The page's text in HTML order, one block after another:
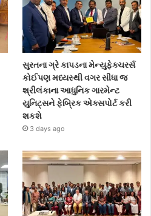
સુરતના ગ્રે કાપડના મેન્યુફેક્ચરર્સ
કોઈપણ મધ્યસ્થી વગર સીધા જ
શ્રીલંકાના આધુનિક ગારમેન્ટ
યુનિટ્સને ફેબ્રિક એક્સપોર્ટ કરી
શકશે
3 days ago